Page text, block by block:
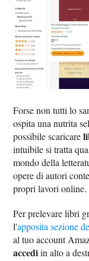
Forse non tutti lo
ospita una nutrita
possibile scaricare
intuibile si tratta
mondo della
opere di autori
propri lavori online.
Per prelevare libri
l'apposita sezione
al tuo account
accediin alto a